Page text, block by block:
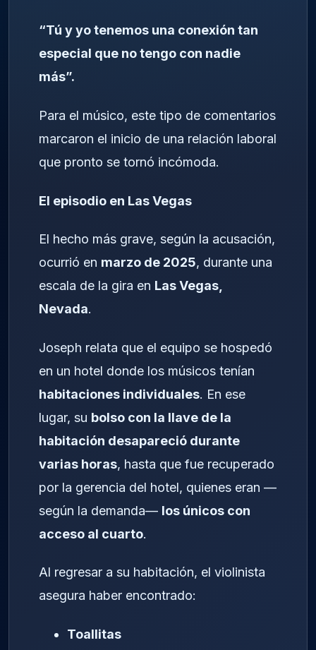
“Tú y yo tenemos una conexión tan
especial que no tengo con nadie
más”.
Para el músico, este tipo de comentarios
marcaron el inicio de una relación laboral
que pronto se tornó incómoda.
El episodio en Las Vegas
El hecho más grave, según la acusación,
ocurrió en marzo de 2025, durante una
escala de la gira en Las Vegas,
Nevada.
Joseph relata que el equipo se hospedó
en un hotel donde los músicos tenían
habitaciones individuales. En ese
lugar, su bolso con la llave de la
habitación desapareció durante
varias horas, hasta que fue recuperado
por la gerencia del hotel, quienes eran —
según la demanda— los únicos con
acceso al cuarto.
Al regresar a su habitación, el violinista
asegura haber encontrado:
Toallitas